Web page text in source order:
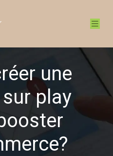
une
play